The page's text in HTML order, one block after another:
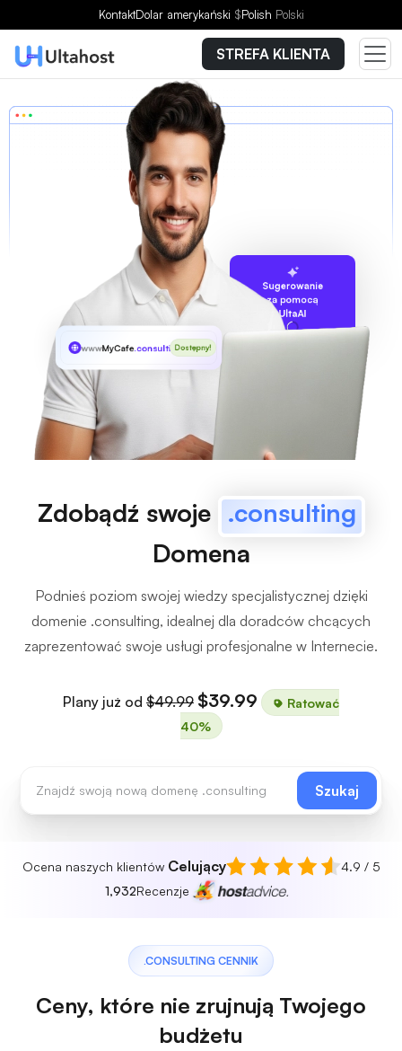
KontaktDolar amerykański $Polish Polski
STREFA KLIENTA
Sugerowanie
za pomocą
UltaAI
wwwMyCafe.consultingDostępny!
Zdobądź swoje .consulting
Domena
Podnieś poziom swojej wiedzy specjalistycznej dzięki
domenie .consulting, idealnej dla doradców chcących
zaprezentować swoje usługi profesjonalne w Internecie.
Plany już od $49.99 $39.99
Ratować
40%
Szukaj
Ocena naszych klientów Celujący
4.9 / 5
1,932Recenzje
.CONSULTING CENNIK
Ceny, które nie zrujnują Twojego
budżetu